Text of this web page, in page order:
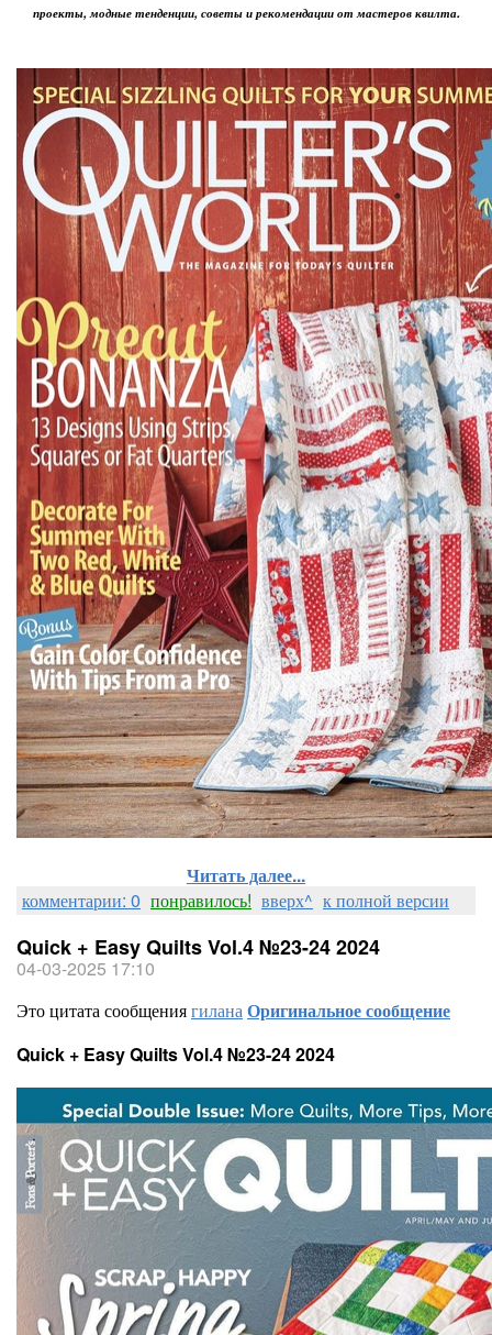
проекты, модные тенденции, советы и рекомендации от мастеров квилта.
Читать далее...
комментарии: 0 понравилось! вверх^ к полной версии
Quick + Easy Quilts Vol.4 №23-24 2024
04-03-2025 17:10
Это цитата сообщениягиланаОригинальное сообщение
Quick + Easy Quilts Vol.4 №23-24 2024